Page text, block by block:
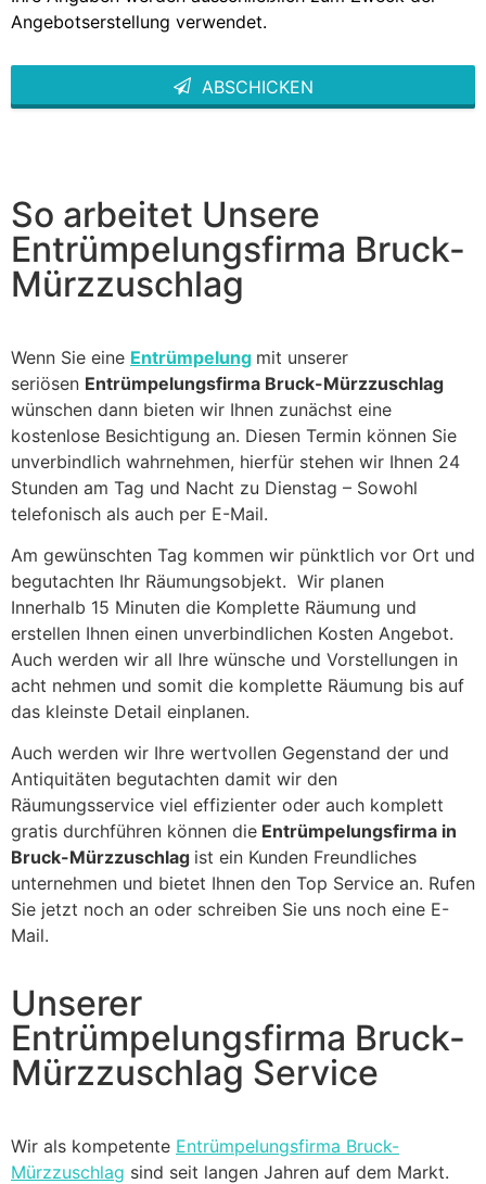
Angebotserstellung verwendet.
ABSCHICKEN
blank
So arbeitet Unsere
Entrümpelungsfirma Bruck-
Mürzzuschlag
Wenn Sie eine Entrümpelung mit unserer
seriösen Entrümpelungsfirma Bruck-Mürzzuschlag
wünschen dann bieten wir Ihnen zunächst eine
kostenlose Besichtigung an. Diesen Termin können Sie
unverbindlich wahrnehmen, hierfür stehen wir Ihnen 24
Stunden am Tag und Nacht zu Dienstag – Sowohl
telefonisch als auch per E-Mail.
Am gewünschten Tag kommen wir pünktlich vor Ort und
begutachten Ihr Räumungsobjekt. Wir planen
Innerhalb 15 Minuten die Komplette Räumung und
erstellen Ihnen einen unverbindlichen Kosten Angebot.
Auch werden wir all Ihre wünsche und Vorstellungen in
acht nehmen und somit die komplette Räumung bis auf
das kleinste Detail einplanen.
Auch werden wir Ihre wertvollen Gegenstand der und
Antiquitäten begutachten damit wir den
Räumungsservice viel effizienter oder auch komplett
gratis durchführen können die Entrümpelungsfirma in
Bruck-Mürzzuschlag ist ein Kunden Freundliches
unternehmen und bietet Ihnen den Top Service an. Rufen
Sie jetzt noch an oder schreiben Sie uns noch eine E-
Mail.
Unserer
Entrümpelungsfirma Bruck-
Mürzzuschlag Service
Wir als kompetente Entrümpelungsfirma Bruck-
Mürzzuschlag sind seit langen Jahren auf dem Markt.